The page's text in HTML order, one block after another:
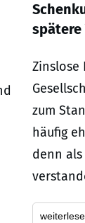
Zinslose
zum
häufig
denn